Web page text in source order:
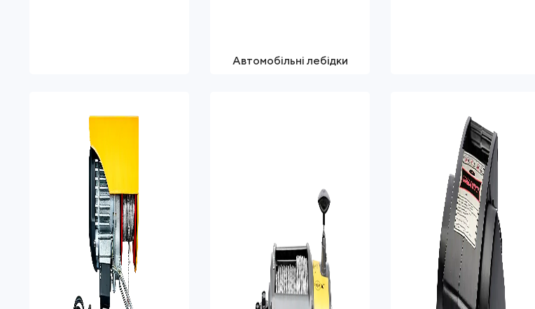
Автомобільні лебідки